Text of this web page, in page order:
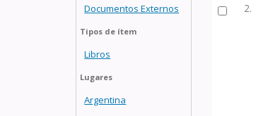
Documentos Externos
Tipos de ítem
Libros
Lugares
Argentina
2.